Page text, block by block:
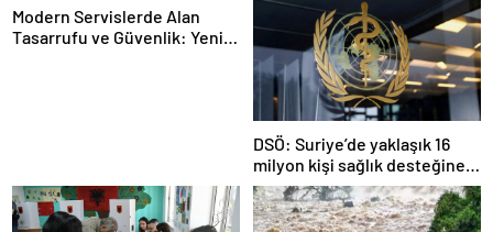
Modern Servislerde Alan
Tasarrufu ve Güvenlik: Yeni
DSÖ: Suriye’de yaklaşık 16
milyon kişi sağlık desteğine
ihtiyaç duyuyor